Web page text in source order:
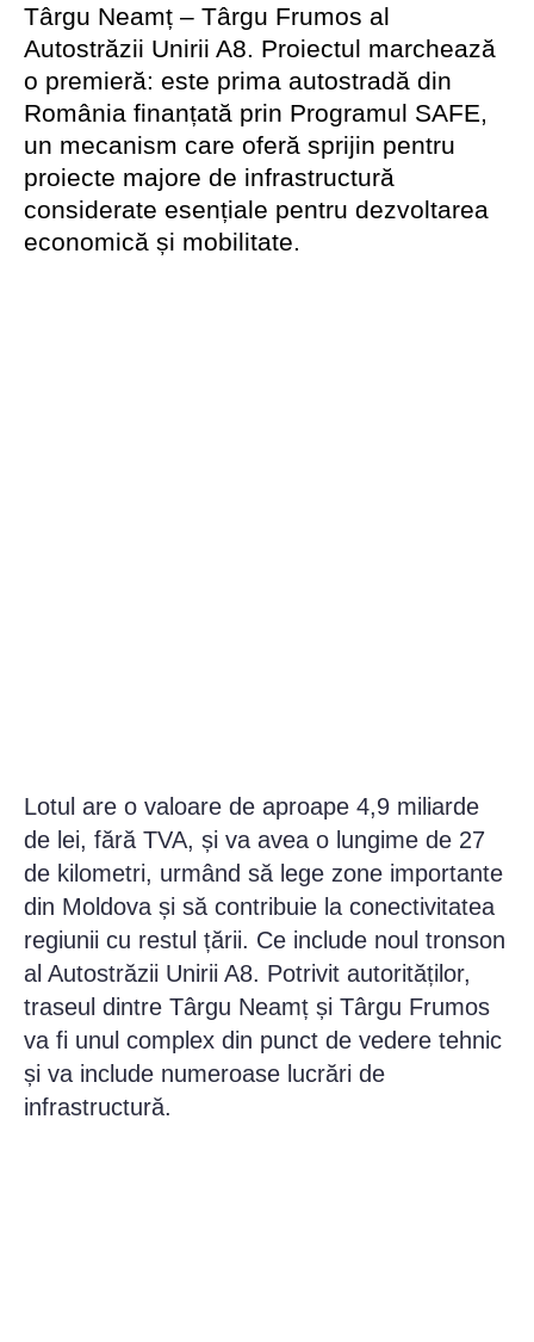
Târgu Neamț – Târgu Frumos al
Autostrăzii Unirii A8. Proiectul marchează
o premieră: este prima autostradă din
România finanțată prin Programul SAFE,
un mecanism care oferă sprijin pentru
proiecte majore de infrastructură
considerate esențiale pentru dezvoltarea
economică și mobilitate.
Lotul are o valoare de aproape 4,9 miliarde
de lei, fără TVA, și va avea o lungime de 27
de kilometri, urmând să lege zone importante
din Moldova și să contribuie la conectivitatea
regiunii cu restul țării. Ce include noul tronson
al Autostrăzii Unirii A8. Potrivit autorităților,
traseul dintre Târgu Neamț și Târgu Frumos
va fi unul complex din punct de vedere tehnic
și va include numeroase lucrări de
infrastructură.